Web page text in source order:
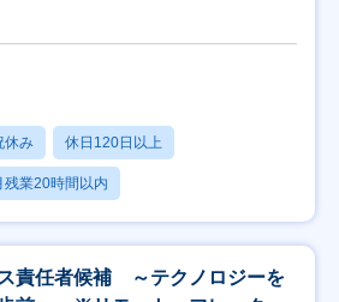
休み 休日120日以上
残業20時間以内
責任者候補 ～テクノロジーを